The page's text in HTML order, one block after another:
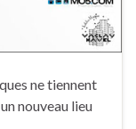
ne tiennent
nouveau lieu